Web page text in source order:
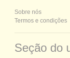
Sobre nós
Termos e condições
Seção do